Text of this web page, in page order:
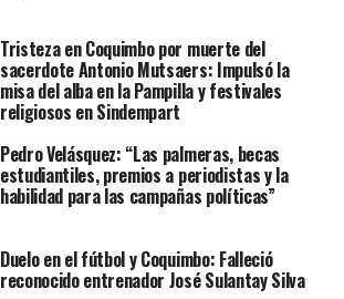
Tristeza en Coquimbo por muerte del
sacerdote Antonio Mutsaers: Impulsó la
misa del alba en la Pampilla y festivales
religiosos en Sindempart
Pedro Velásquez: “Las palmeras, becas
estudiantiles, premios a periodistas y la
habilidad para las campañas políticas”
Duelo en el fútbol y Coquimbo: Falleció
reconocido entrenador José Sulantay Silva